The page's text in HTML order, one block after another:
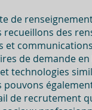
de
recueillons des
et
de demande
technologies
pouvons
de recrutement